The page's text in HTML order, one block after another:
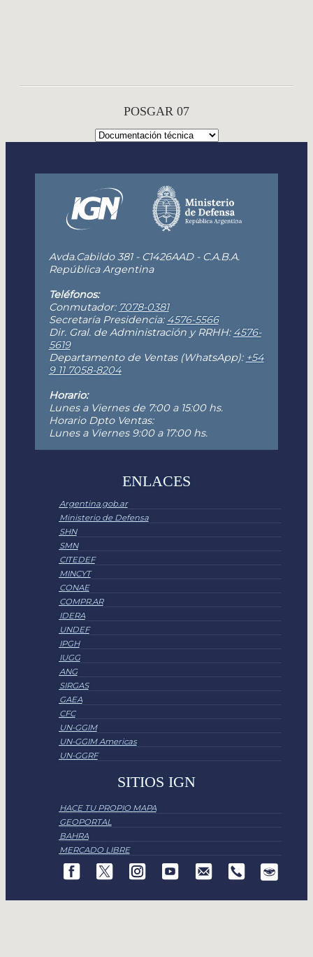
POSGAR 07
Avda.Cabildo 381 - C1426AAD - C.A.B.A.
República Argentina
Teléfonos:
Conmutador: 7078-0381
Secretaría Presidencia: 4576-5566
Dir. Gral. de Administración y RRHH: 4576-
5619
Departamento de Ventas (WhatsApp): +54
9 11 7058-8204
Horario:
Lunes a Viernes de 7:00 a 15:00 hs.
Horario Dpto Ventas:
Lunes a Viernes 9:00 a 17:00 hs.
ENLACES
Argentina.gob.ar
Ministerio de Defensa
SHN
SMN
CITEDEF
MINCYT
CONAE
COMPR.AR
IDERA
UNDEF
IPGH
IUGG
ANG
SIRGAS
GAEA
CFC
UN-GGIM
UN-GGIM Americas
UN-GGRF
SITIOS IGN
HACE TU PROPIO MAPA
GEOPORTAL
BAHRA
MERCADO LIBRE